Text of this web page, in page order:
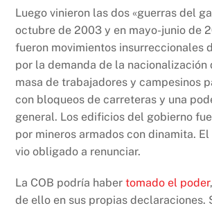
Luego vinieron las dos «guerras del
octubre de 2003 y en mayo-junio de
fueron movimientos insurreccionales
por la demanda de la nacionalización
masa de trabajadores y campesinos
con bloqueos de carreteras y una
general. Los edificios del gobierno
por mineros armados con dinamita.
vio obligado a renunciar.
La COB podría habertomado el poder
de ello en sus propias declaraciones.